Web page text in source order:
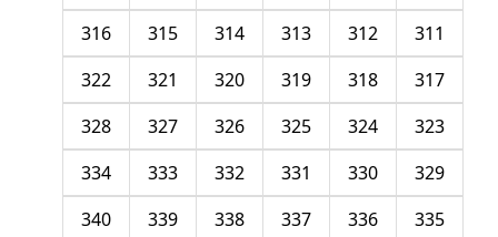
311
312
313
314
315
316
317
318
319
320
321
322
323
324
325
326
327
328
329
330
331
332
333
334
335
336
337
338
339
340